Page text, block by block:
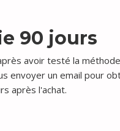
90 jours
avoir testé la
envoyer un email pour
après l'achat.